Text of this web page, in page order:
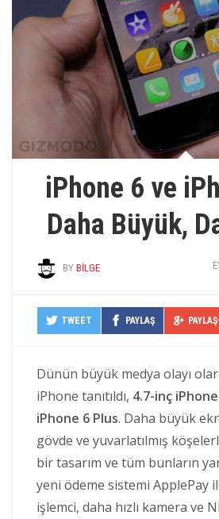
iPhone 6 ve
Daha Büyük,
BY BILGE
TWEET PAYLAŞ
Dünün büyük medya olayı
iPhone tanıtıldı, 4.7-inç
iPhone 6 Plus. Daha büyük
gövde ve yuvarlatılmış
bir tasarım ve tüm bunların
yeni ödeme sistemi ApplePay
işlemci, daha hızlı kamera ve